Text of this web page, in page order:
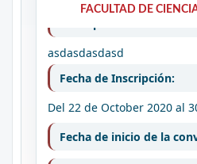
FACULTAD DE
PRUEBA DE
asdasdasdasd
Fecha de Inscripción:
Del 22 de October 2020 al
Fecha de inicio de la